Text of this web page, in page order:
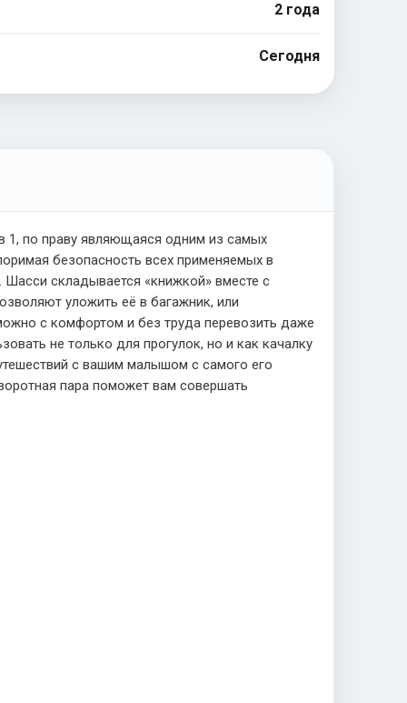
2 года
Сегодня
1, по праву являющаяся одним из самых
безопасность всех применяемых в
складывается «книжкой» вместе с
уложить её в багажник, или
с комфортом и без труда перевозить даже
не только для прогулок, но и как качалку
с вашим малышом с самого его
пара поможет вам совершать